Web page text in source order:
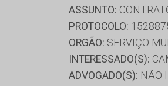
ASSUNTO:
PROTOCOLO:
ORGÃO: SERVIÇO
INTERESSADO(S):
ADVOGADO(S): NÃO